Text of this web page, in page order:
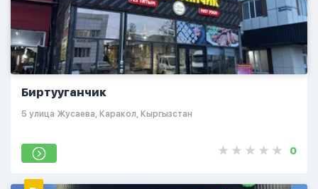
Биртууганчик
5 улица Жусаева, Каракол, Кыргызстан
0